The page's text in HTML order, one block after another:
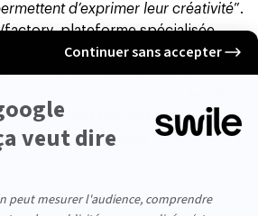
d’exprimer leur créativité”.
, plateforme spécialisée
CV, Pauline Lahary est aux
constater l’évolution de ce
comme tout produit qui désire
avec son temps
”.Alors qu’il y
encore nos CV sur Word, le CV en
la grande nouveauté de la